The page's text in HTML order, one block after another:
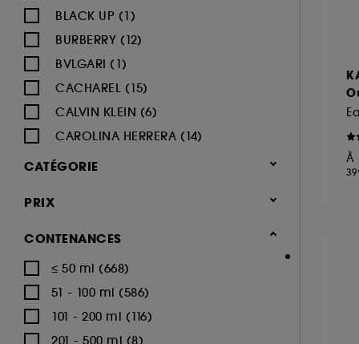
BLACK UP (1)
BURBERRY (12)
BVLGARI (1)
CACHAREL (15)
CALVIN KLEIN (6)
CAROLINA HERRERA (14)
CARTIER (4)
CHARLOTTE TILBURY (8)
CATÉGORIE
Parfum
Eau de parfum (1022)
Eau de toilette (253)
Parfum cheveux (71)
PRIX
CONTENANCES
≤ 50 ml (668)
51 - 100 ml (586)
101 - 200 ml (116)
201 - 500 ml (8)
À